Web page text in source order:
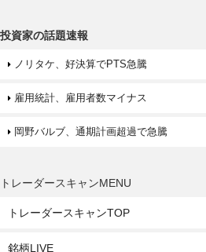
投資家の話題速報
ノリタケ、好決算でPTS急騰
雇用統計、雇用者数マイナス
岡野バルブ、通期計画超過で急騰
トレーダースキャンMENU
トレーダースキャンTOP
銘柄LIVE